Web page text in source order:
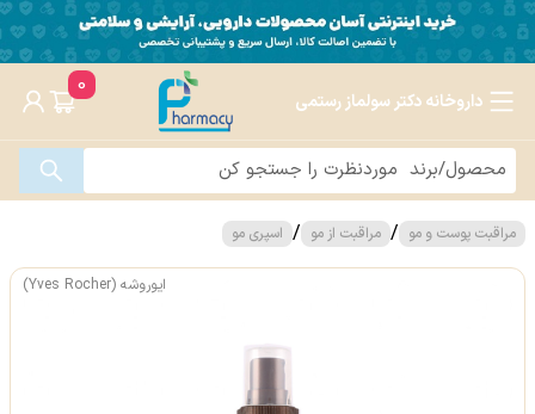
داروخانه دکتر سولماز رستمی
0
مراقبت پوست و مو / مراقبت از مو / اسپری مو
ایوروشه (Yves Rocher)